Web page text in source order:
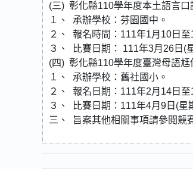
(三) 彰化縣110學年度本土語言口
１、 承辦學校：芬園國中。
２、 報名時間：111年1月10日
３、 比賽日期： 111年3月26日(
(四) 彰化縣110學年度臺灣母語尪
１、 承辦學校：舊社國小。
２、 報名日期：111年2月14日
３、 比賽日期：111年4月9日(星
三、 旨案其他相關事項請參閱競